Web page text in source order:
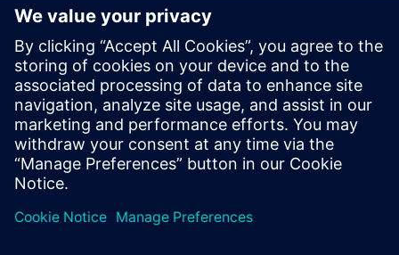
Započnite
Istražite proizvode